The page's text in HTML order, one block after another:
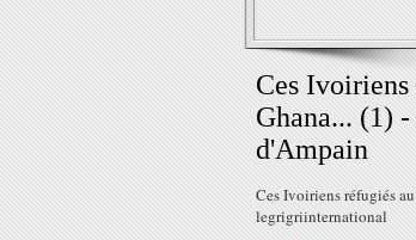
Ces Ivoiriens
Ghana... (1)
d'Ampain
Ces Ivoiriens réfugiés
legrigriinternational